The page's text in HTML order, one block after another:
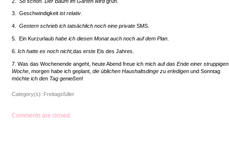
3. Geschwindigkeit ist relativ
4. Gestern schrieb ich tatsächlich noch eine private SMS.
5. Ein Kurzurlaub habe ich diesen Monat auch noch auf dem Plan
6. Ich hatte es noch nicht,das erste Eis des Jahres.
7. Was das Wochenende angeht, heute Abend freue ich mich auf das Ende einer struppigen
Woche , morgen habe ich geplant, die üblichen Haushaltsdinge zu erledigen und Sonntag
möchte ich den Tag genießen!
Category(s): Freitagsfüller
Comments are closed.